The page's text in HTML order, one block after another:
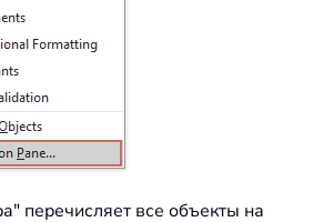
перечисляет все объекты на